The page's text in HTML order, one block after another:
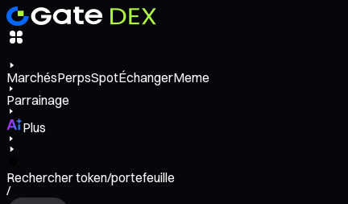
MarchésPerpsSpotÉchangerMeme
Parrainage
Plus
Rechercher token/portefeuille
/